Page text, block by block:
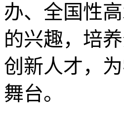
办、全国性
的兴趣，培
创新人才，
舞台。